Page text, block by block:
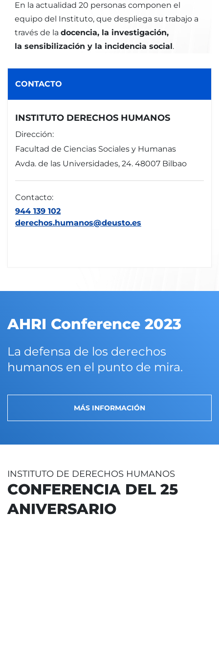
En la actualidad 20 personas componen el
equipo del Instituto, que despliega su trabajo a
través de la docencia, la investigación,
la sensibilización y la incidencia social.
CONTACTO
INSTITUTO DERECHOS HUMANOS
Dirección:
Facultad de Ciencias Sociales y Humanas
Avda. de las Universidades, 24. 48007 Bilbao
Contacto:
944 139 102
derechos.humanos@deusto.es
AHRI Conference 2023
La defensa de los derechos
humanos en el punto de mira.
MÁS INFORMACIÓN
INSTITUTO DE DERECHOS HUMANOS
CONFERENCIA DEL 25
ANIVERSARIO